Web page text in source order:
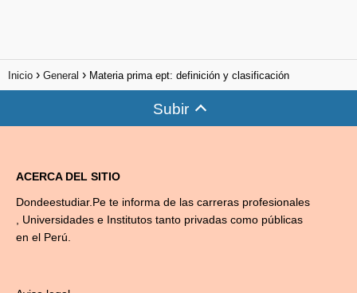
Inicio General Materia prima ept: definición y clasificación
Subir
ACERCA DEL SITIO
Dondeestudiar.Pe te informa de las carreras profesionales
, Universidades e Institutos tanto privadas como públicas
en el Perú.